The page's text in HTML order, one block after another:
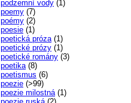
podzemní vody (1)
poemy (7)
poémy (2)
poesie (1)
poetická próza(1)
poetické prózy (1)
poetické romány (3)
poetika(8)
poetismus (6)
poezie (>99)
poezie milostná(1)